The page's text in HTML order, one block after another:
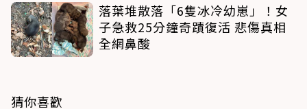
落葉堆散落「6隻冰冷幼崽」！女
子急救25分鐘奇蹟復活 悲傷真相
全網鼻酸
猜你喜歡